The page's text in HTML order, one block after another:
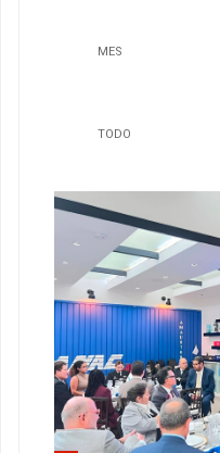
MES
TODO